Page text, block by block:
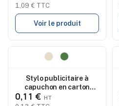
YASPER
1,09 € TTC
Voir le produit
Stylo publicitaire à
capuchon en carton
recyclé LIANDE
0,11 €